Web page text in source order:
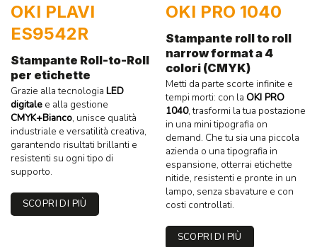
OKI PLAVI
ES9542R
Stampante Roll-to-Roll
per etichette
Grazie alla tecnologia LED
digitalee alla gestione
CMYK+Bianco, unisce qualità
industriale e versatilità creativa,
garantendo risultati brillanti e
resistenti su ogni tipo di
supporto.
SCOPRI DI PIÙ
OKI PRO 1040
Stampante roll to roll
narrow format a 4
colori (CMYK)
Metti da parte scorte infinite e
tempi morti: con la OKI PRO
1040, trasformi la tua postazione
in una mini tipografia on
demand. Che tu sia una piccola
azienda o una tipografia in
espansione, otterrai etichette
nitide, resistenti e pronte in un
lampo, senza sbavature e con
costi controllati.
SCOPRI DI PIÙ